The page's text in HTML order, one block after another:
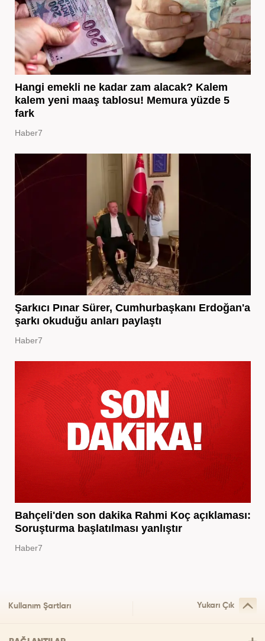
Hangi emekli ne kadar zam alacak? Kalem
kalem yeni maaş tablosu! Memura yüzde 5
fark
Haber7
Şarkıcı Pınar Sürer, Cumhurbaşkanı Erdoğan'a
şarkı okuduğu anları paylaştı
Haber7
Bahçeli'den son dakika Rahmi Koç açıklaması:
Soruşturma başlatılması yanlıştır
Haber7
Kullanım Şartları Yukarı Çık